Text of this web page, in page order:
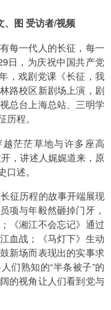
、图 受访者/视频
每一代人的长征，每一
日，为庆祝中国共产党
，戏剧党课《长征，我
路校区新剧场上演，剧
总台上海总站、三明学
程。
茫茫草地与许多座高
，讲述人娓娓道来，原
述。
征历程的故事开端展现
项与年毅然砸掉门牙，
《湘江不会忘记》通过
血战；《马灯下》生动
新场而表现出的实事求
们熟知的“半条被子”的
的视角让人们看到党与